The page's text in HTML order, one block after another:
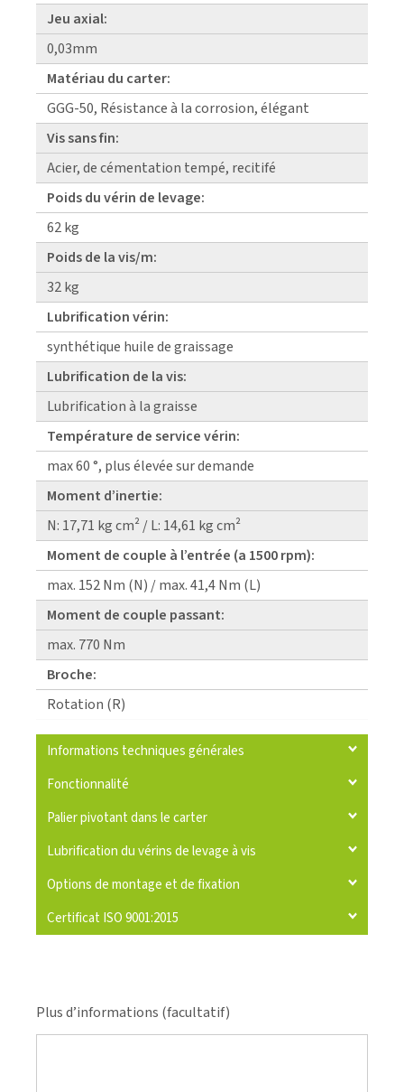
Jeu axial:
0,03mm
Matériau du carter:
GGG-50, Résistance à la corrosion, élégant
Vis sans fin:
Acier, de cémentation tempé, recitifé
Poids du vérin de levage:
62 kg
Poids de la vis/m:
32 kg
Lubrification vérin:
synthétique huile de graissage
Lubrification de la vis:
Lubrification à la graisse
Température de service vérin:
max 60 °, plus élevée sur demande
Moment d’inertie:
N: 17,71 kg cm² / L: 14,61 kg cm²
Moment de couple à l’entrée (a 1500 rpm):
max. 152 Nm (N) / max. 41,4 Nm (L)
Moment de couple passant:
max. 770 Nm
Broche:
Rotation (R)
Informations techniques générales
Fonctionnalité
Palier pivotant dans le carter
Lubrification du vérins de levage à vis
Options de montage et de fixation
Certificat ISO 9001:2015
Plus d’informations (facultatif)